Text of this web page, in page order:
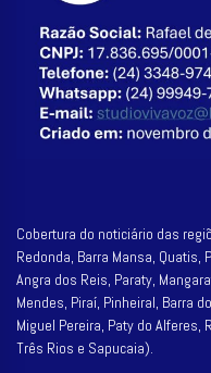
Cobertura do noticiário das
Redonda, Barra Mansa, Quatis,
Angra dos Reis, Paraty,
Mendes, Piraí, Pinheiral, Barra
Miguel Pereira, Paty do Alferes,
Três Rios e Sapucaia).